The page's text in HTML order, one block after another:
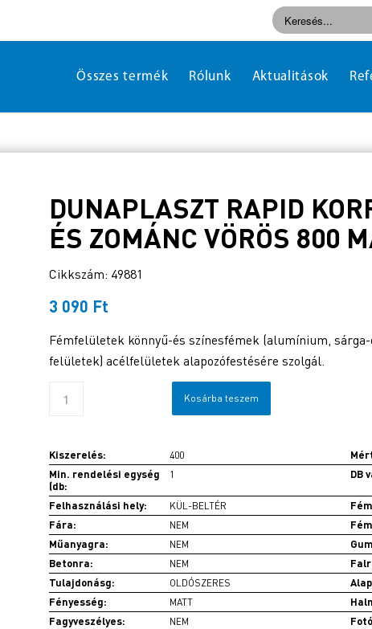
Összes termék Rólunk Aktualitások
DUNAPLASZT RAPID
ÉS ZOMÁNC VÖRÖS 800
Cikkszám: 49881
3 090 Ft
Fémfelületek könnyű-és színesfémek (alumínium,
felületek) acélfelületek alapozófestésére szolgál.
Kosárba teszem
Kiszerelés: 400
Min. rendelési egység
(db:
1 DB
Felhasználási hely: KÜL-BELTÉR
Fára: NEM
Műanyagra: NEM
Betonra: NEM
Tulajdonásg: OLDÓSZERES
Fényesség: MATT
Fagyveszélyes: NEM